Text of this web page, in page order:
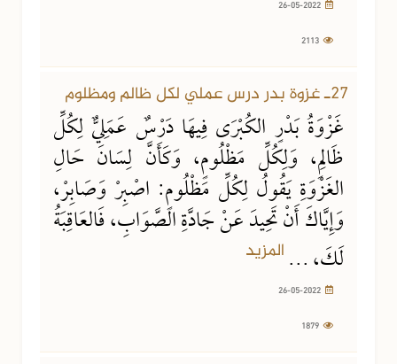
27ـ غزوة بدر درس عملي لكل ظالم ومظلوم
غَزْوَةُ بَدْرٍ الكُبْرَى فِيهَا دَرْسٌ عَمَلِيٌّ لِكُلِّ
ظَالِمٍ، وَلِكُلِّ مَظْلُومٍ، وَكَأَنَّ لِسَانَ حَالِ
الغَزْوَةِ يَقُولُ لِكُلِّ مَظْلُومٍ: اصْبِرْ وَصَابِرْ،
وَإِيَّاكَ أَنْ تَحِيدَ عَنْ جَادَّةِ الصَّوَابِ، فَالعَاقِبَةُ
لَكَ، ... المزيد